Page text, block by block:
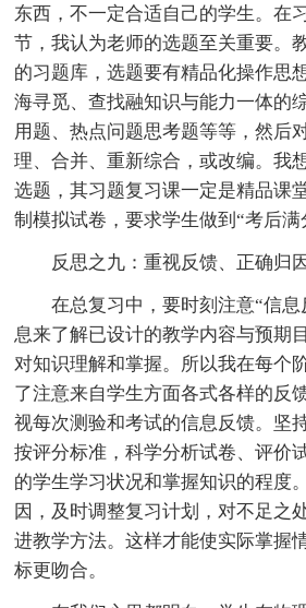
东西，不一定合适自己的学生。在
节，我认为老师的选题至关重要。
的习题库，选题要有精品化操作思
海寻觅、查找融知识与能力一体的
用题、热点问题思考题等等，然后
理、合并、重新综合，或改编。我
选题，其习题复习课一定是精品课
制模拟试卷，要求学生做到“考后满
反思之九：重视反馈、正确归
在总复习中，要时刻注意“信
息来了解已设计的教学内容与预期
对知识理解和掌握。所以我在每个
了注意来自学生方面各式各样的反
视每次测验和考试的信息反馈。坚
按评分标准，科学分析试卷、评价
的学生学习状况和掌握知识的程度
因，及时调整复习计划，对不足之
进教学方法。这样才能使实际掌握
标更吻合。